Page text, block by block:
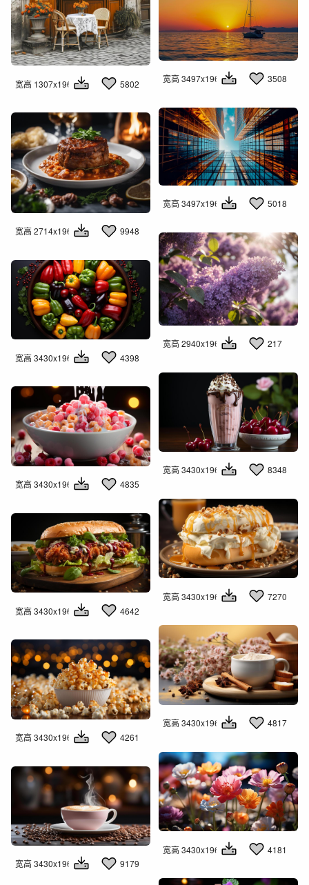
宽高 1307x1960 5802 宽高 3497x1960 3508
宽高 3497x1960 5018
宽高 2714x1960 9948
宽高 2940x1960
217
宽高 3430x1960
4398
宽高 3430x1960
8348
宽高 3430x1960
4835
宽高 3430x1960
7270
宽高 3430x1960
4642
宽高 3430x1960
4817
宽高 3430x1960
4261
宽高 3430x1960
4181
宽高 3430x1960
9179